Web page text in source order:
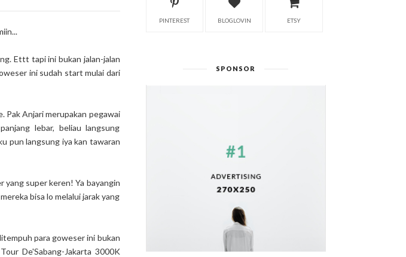
Ettt tapi ini bukan jalan-jalan
ini sudah start mulai dari
Pak Anjari merupakan pegawai
lebar, beliau langsung
pun langsung iya kan tawaran
yang super keren! Ya bayangin
bisa lo melalui jarak yang
para goweser ini bukan
De'Sabang-Jakarta 3000K
PINTEREST BLOGLOVIN ETSY
SPONSOR